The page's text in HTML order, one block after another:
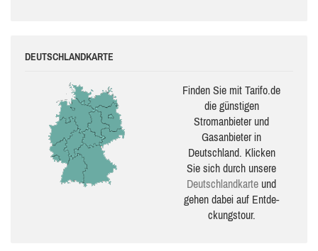
DEUTSCHLANDKARTE
Finden Sie mit Tarifo.de
die güns­ti­gen
Stromanbieter und
Gasanbieter in
Deutschland. Klicken
Sie sich durch unsere
Deutsch­land­karte und
gehen dabei auf Ent­de­
ckungs­tour.